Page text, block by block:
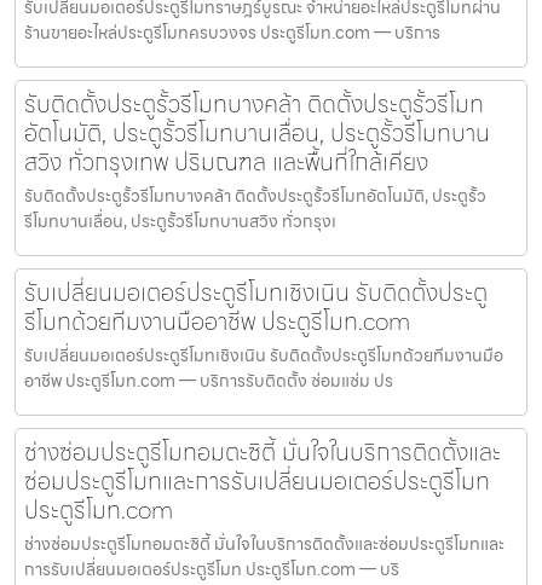
รับเปลี่ยนมอเตอร์ประตูรีโมทราษฎร์บูรณะ จำหน่ายอะไหล่ประตูรีโมทผ่าน
ร้านขายอะไหล่ประตูรีโมทครบวงจร ประตูรีโมท.com — บริการ
รับติดตั้งประตูรั้วรีโมทบางคล้า ติดตั้งประตูรั้วรีโมท
อัตโนมัติ, ประตูรั้วรีโมทบานเลื่อน, ประตูรั้วรีโมทบาน
สวิง ทั่วกรุงเทพ ปริมณฑล และพื้นที่ใกล้เคียง
รับติดตั้งประตูรั้วรีโมทบางคล้า ติดตั้งประตูรั้วรีโมทอัตโนมัติ, ประตูรั้ว
รีโมทบานเลื่อน, ประตูรั้วรีโมทบานสวิง ทั่วกรุงเ
รับเปลี่ยนมอเตอร์ประตูรีโมทเชิงเนิน รับติดตั้งประตู
รีโมทด้วยทีมงานมืออาชีพ ประตูรีโมท.com
รับเปลี่ยนมอเตอร์ประตูรีโมทเชิงเนิน รับติดตั้งประตูรีโมทด้วยทีมงานมือ
อาชีพ ประตูรีโมท.com — บริการรับติดตั้ง ซ่อมแซ่ม ปร
ช่างซ่อมประตูรีโมทอมตะซิตี้ มั่นใจในบริการติดตั้งและ
ซ่อมประตูรีโมทและการรับเปลี่ยนมอเตอร์ประตูรีโมท
ประตูรีโมท.com
ช่างซ่อมประตูรีโมทอมตะซิตี้ มั่นใจในบริการติดตั้งและซ่อมประตูรีโมทและ
การรับเปลี่ยนมอเตอร์ประตูรีโมท ประตูรีโมท.com — บริ